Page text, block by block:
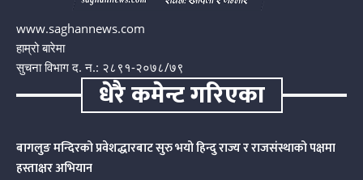
www.saghannews.com
हाम्रो बारेमा
सुचना विभाग द. न.: २८९१-२०७८/७९
धेरै कमेन्ट गरिएका
बागलुङ मन्दिरको प्रवेशद्धारबाट सुरु भयो हिन्दु राज्य र राजसंस्थाको पक्षमा
हस्ताक्षर अभियान